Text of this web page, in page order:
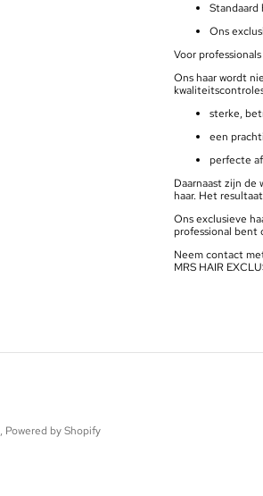
Standaard
Ons
Voor
Ons haar wordt
sterke,
een
perfecte
Daarnaast zijn de
haar. Het
Ons exclusieve
professional bent
Neem contact
MRS HAIR
, Powered by Shopify